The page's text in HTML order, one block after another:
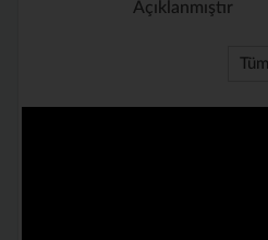
Açıklanmıştır